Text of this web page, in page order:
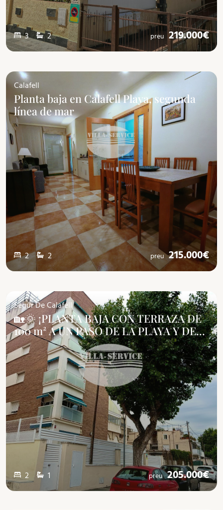
3 2 preu 219.000€
Calafell
Planta baja en Calafell Playa, segunda
línea de mar
2 2 preu215.000€
Segur De Calafell
🏡🌞 ¡PLANTA BAJA CON TERRAZA DE
100 m² A UN PASO DE LA PLAYA Y DE
LA ESTACIÓN!
2 1 preu205.000€